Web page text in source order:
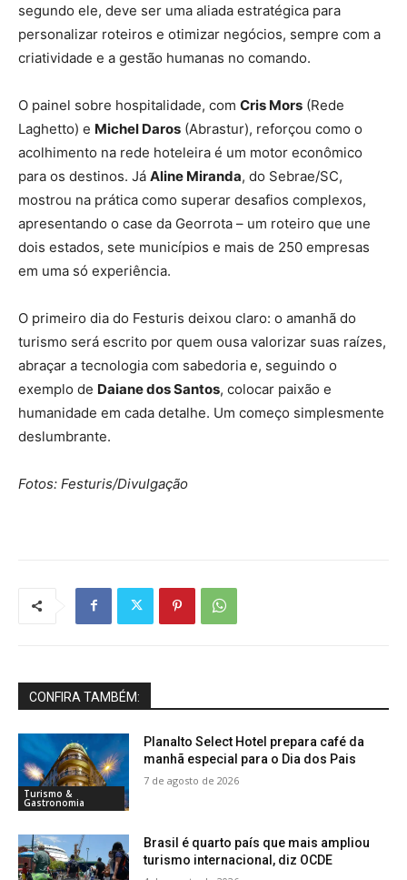
segundo ele, deve ser uma aliada estratégica para
personalizar roteiros e otimizar negócios, sempre com a
criatividade e a gestão humanas no comando.
O painel sobre hospitalidade, com Cris Mors (Rede
Laghetto) e Michel Daros (Abrastur), reforçou como o
acolhimento na rede hoteleira é um motor econômico
para os destinos. Já Aline Miranda, do Sebrae/SC,
mostrou na prática como superar desafios complexos,
apresentando o case da Georrota – um roteiro que une
dois estados, sete municípios e mais de 250 empresas
em uma só experiência.
O primeiro dia do Festuris deixou claro: o amanhã do
turismo será escrito por quem ousa valorizar suas raízes,
abraçar a tecnologia com sabedoria e, seguindo o
exemplo de Daiane dos Santos, colocar paixão e
humanidade em cada detalhe. Um começo simplesmente
deslumbrante.
Fotos: Festuris/Divulgação
CONFIRA TAMBÉM:
Turismo &
Gastronomia
Planalto Select Hotel prepara café da
manhã especial para o Dia dos Pais
7 de agosto de 2026
Brasil é quarto país que mais ampliou
turismo internacional, diz OCDE